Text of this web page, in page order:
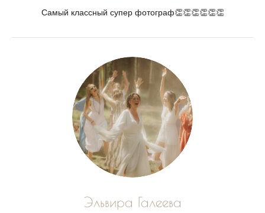
Самый классный супер фотограф👏👏👏👏👏👏
Эльвира Галеева